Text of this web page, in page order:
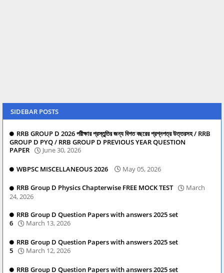
SIDEBAR POSTS
RRB GROUP D 2026 পরীক্ষার প্রস্তুতির জন্য বিগত বছরের প্রশ্নপত্র উত্তরসহ / RRB
GROUP D PYQ / RRB GROUP D PREVIOUS YEAR QUESTION
PAPER
June 30, 2026
WBPSC MISCELLANEOUS 2026 May 05, 2026
RRB Group D Physics Chapterwise FREE MOCK TEST
March
24, 2026
RRB Group D Question Papers with answers 2025 set
6
March 13, 2026
RRB Group D Question Papers with answers 2025 set
5
March 12, 2026
RRB Group D Question Papers with answers 2025 set